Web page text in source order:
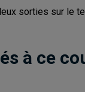
sorties sur le
à ce